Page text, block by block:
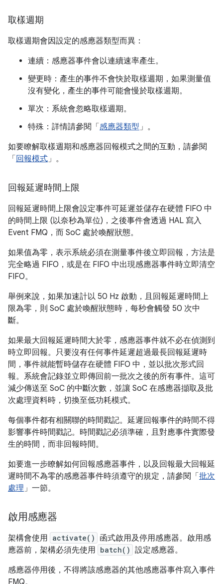
取樣週期
取樣週期會因設定的感應器類型而異：
連續：感應器事件會以連續速率產生。
變更時：產生的事件不會快於取樣週期，如果測量值
沒有變化，產生的事件可能會慢於取樣週期。
單次：系統會忽略取樣週期。
特殊：詳情請參閱「 感應器類型」。
如要瞭解取樣週期和感應器回報模式之間的互動，請參閱
「 回報模式」。
回報延遲時間上限
回報延遲時間上限會設定事件可延遲並儲存在硬體 FIFO 中
的時間上限 (以奈秒為單位)，之後事件會透過 HAL 寫入
Event FMQ，而 SoC 處於喚醒狀態。
如果值為零，表示系統必須在測量事件後立即回報，方法是
完全略過 FIFO，或是在 FIFO 中出現感應器事件時立即清空
FIFO。
舉例來說，如果加速計以 50 Hz 啟動，且回報延遲時間上
限為零，則 SoC 處於喚醒狀態時，每秒會觸發 50 次中
斷。
如果最大回報延遲時間大於零，感應器事件就不必在偵測到
時立即回報。只要沒有任何事件延遲超過最長回報延遲時
間，事件就能暫時儲存在硬體 FIFO 中，並以批次形式回
報。系統會記錄並立即傳回前一批次之後的所有事件。這可
減少傳送至 SoC 的中斷次數，並讓 SoC 在感應器擷取及批
次處理資料時，切換至低功耗模式。
每個事件都有相關聯的時間戳記。延遲回報事件的時間不得
影響事件時間戳記。時間戳記必須準確，且對應事件實際發
生的時間，而非回報時間。
如要進一步瞭解如何回報感應器事件，以及回報最大回報延
遲時間不為零的感應器事件時須遵守的規定，請參閱「 批次
處理」一節。
啟用感應器
架構會使用 activate()
函式啟用及停用感應器。啟用感
應器前，架構必須先使用 batch() 設定感應器。
感應器停用後，不得將該感應器的其他感應器事件寫入事件
FMQ。